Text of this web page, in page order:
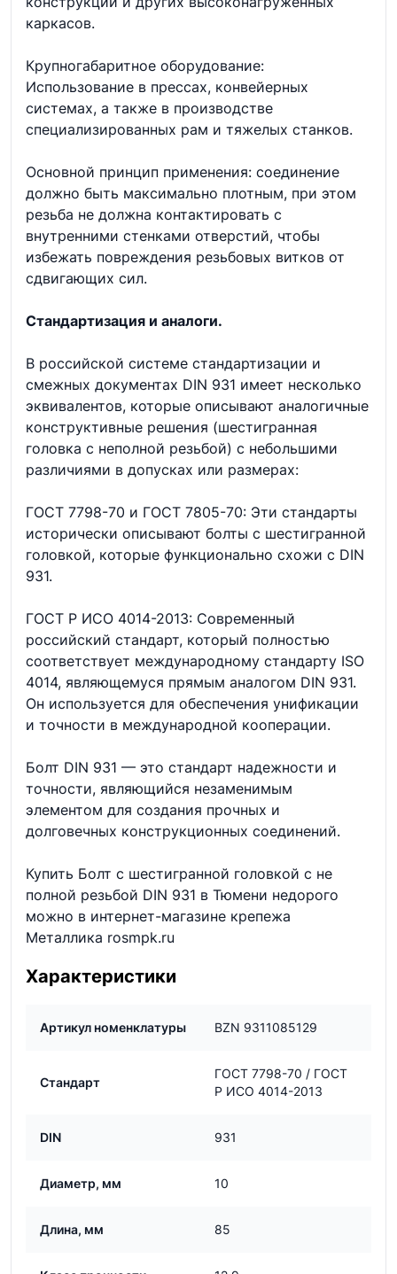
каркасов.
Крупногабаритное оборудование:
Использование в прессах, конвейерных
системах, а также в производстве
специализированных рам и тяжелых станков.
Основной принцип применения: соединение
должно быть максимально плотным, при этом
резьба не должна контактировать с
внутренними стенками отверстий, чтобы
избежать повреждения резьбовых витков от
сдвигающих сил.
Стандартизация и аналоги.
В российской системе стандартизации и
смежных документах DIN 931 имеет несколько
эквивалентов, которые описывают аналогичные
конструктивные решения (шестигранная
головка с неполной резьбой) с небольшими
различиями в допусках или размерах:
ГОСТ 7798-70 и ГОСТ 7805-70: Эти стандарты
исторически описывают болты с шестигранной
головкой, которые функционально схожи с DIN
931.
ГОСТ Р ИСО 4014-2013: Современный
российский стандарт, который полностью
соответствует международному стандарту ISO
4014, являющемуся прямым аналогом DIN 931.
Он используется для обеспечения унификации
и точности в международной кооперации.
Болт DIN 931 — это стандарт надежности и
точности, являющийся незаменимым
элементом для создания прочных и
долговечных конструкционных соединений.
Купить Болт с шестигранной головкой с не
полной резьбой DIN 931 в Тюмени недорого
можно в интернет-магазине крепежа
Металлика rosmpk.ru
Характеристики
Артикул номенклатуры BZN 9311085129
Стандарт
ГОСТ 7798-70 / ГОСТ
Р ИСО 4014-2013
DIN 931
Диаметр, мм 10
Длина, мм 85